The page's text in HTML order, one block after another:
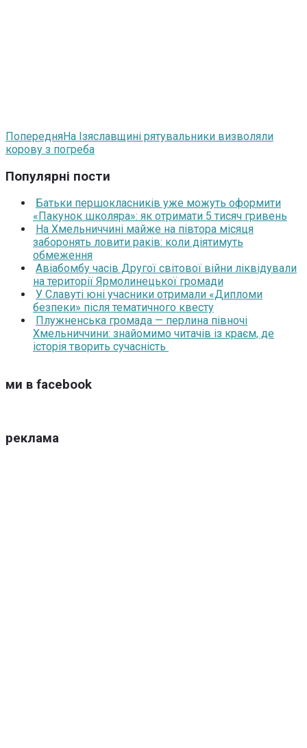
ПопередняНа Ізяславщині рятувальники визволяли
корову з погреба
Популярні пости
Батьки першокласників уже можуть оформити
«Пакунок школяра»: як отримати 5 тисяч гривень
На Хмельниччині майже на півтора місяця
заборонять ловити раків: коли діятимуть
обмеження
Авіабомбу часів Другої світової війни ліквідували
на території Ярмолинецької громади
У Славуті юні учасники отримали «Дипломи
безпеки» після тематичного квесту
Плужненська громада — перлина півночі
Хмельниччини: знайомимо читачів із краєм, де
історія творить сучасність
ми в facebook
реклама